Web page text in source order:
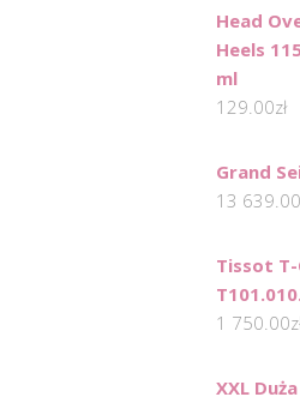
Head
Heels
ml
129.00zł
Grand
13 639.00
Tissot T-
1 750.00
XXL